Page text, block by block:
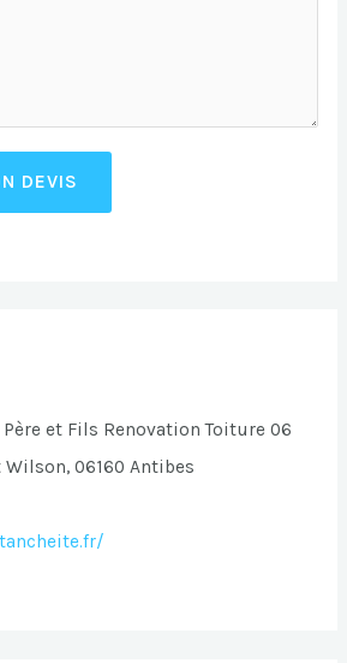
DEVIS
et Fils Renovation Toiture 06
06160 Antibes